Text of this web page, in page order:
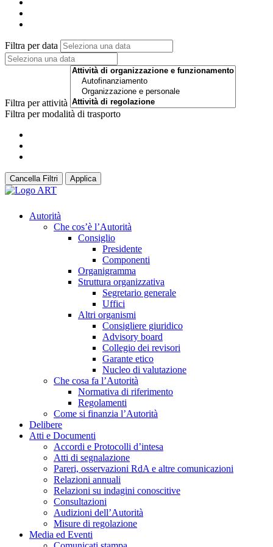
Filtra per data
Filtra per attività
Filtra per modalità di trasporto
Cancella Filtri Applica
Autorità
Che cos’è l’Autorità
Consiglio
Presidente
Componenti
Organigramma
Struttura organizzativa
Segretario generale
Uffici
Altri organismi
Consigliere giuridico
Advisory board
Collegio dei revisori
Garante etico
Nucleo di valutazione
Che cosa fa l’Autorità
Normativa di riferimento
Regolamenti
Come si finanzia l’Autorità
Delibere
Atti e Documenti
Accordi e Protocolli d’intesa
Atti di segnalazione
Pareri, osservazioni RdA e altre comunicazioni
Relazioni annuali
Relazioni su indagini conoscitive
Consultazioni
Audizioni dell’Autorità
Misure di regolazione
Media ed Eventi